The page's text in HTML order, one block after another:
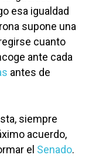
esa igualdad
supone una
cuanto
ante cada
antes de
siempre
acuerdo,
el Senado.